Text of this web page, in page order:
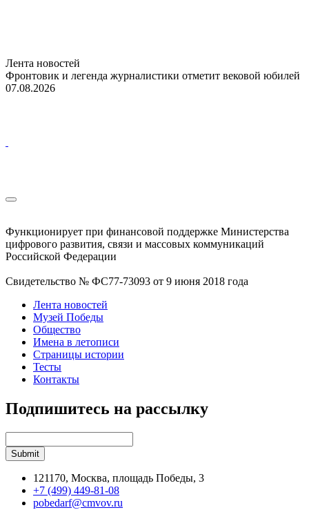
Лента новостей
Фронтовик и легенда журналистики отметит вековой юбилей
07.08.2026
Функционирует при финансовой поддержке Министерства
цифрового развития, связи и массовых коммуникаций
Российской Федерации
Свидетельство № ФС77-73093 от 9 июня 2018 года
Лента новостей
Музей Победы
Общество
Имена в летописи
Страницы истории
Тесты
Контакты
Подпишитесь на рассылку
121170, Москва, площадь Победы, 3
+7 (499) 449-81-08
pobedarf@cmvov.ru